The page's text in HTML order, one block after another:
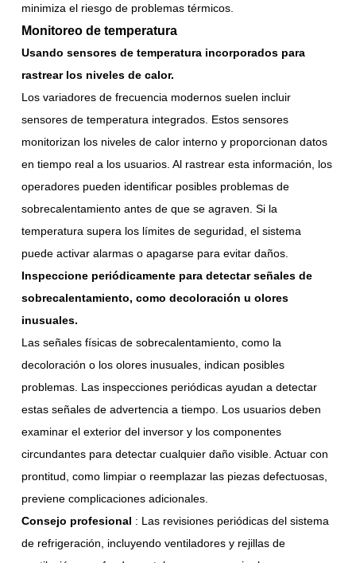
minimiza el riesgo de problemas térmicos.
Monitoreo de temperatura
Usando sensores de temperatura incorporados para
rastrear los niveles de calor.
Los variadores de frecuencia modernos suelen incluir
sensores de temperatura integrados. Estos sensores
monitorizan los niveles de calor interno y proporcionan datos
en tiempo real a los usuarios. Al rastrear esta información, los
operadores pueden identificar posibles problemas de
sobrecalentamiento antes de que se agraven. Si la
temperatura supera los límites de seguridad, el sistema
puede activar alarmas o apagarse para evitar daños.
Inspeccione periódicamente para detectar señales de
sobrecalentamiento, como decoloración u olores
inusuales.
Las señales físicas de sobrecalentamiento, como la
decoloración o los olores inusuales, indican posibles
problemas. Las inspecciones periódicas ayudan a detectar
estas señales de advertencia a tiempo. Los usuarios deben
examinar el exterior del inversor y los componentes
circundantes para detectar cualquier daño visible. Actuar con
prontitud, como limpiar o reemplazar las piezas defectuosas,
previene complicaciones adicionales.
Consejo profesional : Las revisiones periódicas del sistema
de refrigeración, incluyendo ventiladores y rejillas de